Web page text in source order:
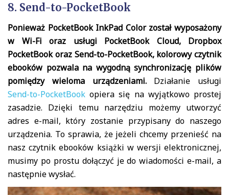
8. Send-to-PocketBook
Ponieważ PocketBook InkPad Color został wyposażony
w Wi-Fi oraz usługi PocketBook Cloud, Dropbox
PocketBook oraz Send-to-PocketBook, kolorowy czytnik
ebooków pozwala na wygodną synchronizację plików
pomiędzy wieloma urządzeniami.Działanie usługi
Send-to-PocketBook opiera się na wyjątkowo prostej
zasadzie. Dzięki temu narzędziu możemy utworzyć
adres e-mail, który zostanie przypisany do naszego
urządzenia. To sprawia, że jeżeli chcemy przenieść na
nasz czytnik ebooków książki w wersji elektronicznej,
musimy po prostu dołączyć je do wiadomości e-mail, a
następnie wysłać.